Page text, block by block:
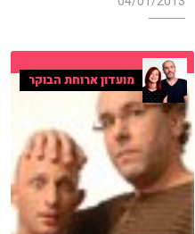
מועדון ארוחת הבוקר